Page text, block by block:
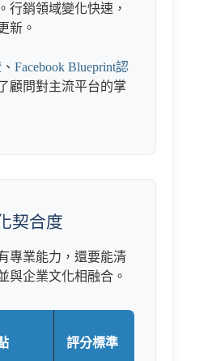
行銷領域變化快速，
新。
、 Facebook Blueprint認
顧問對主流平台的掌
契合度
專業能力，還要能清
與企業文化相融合。
評分標準